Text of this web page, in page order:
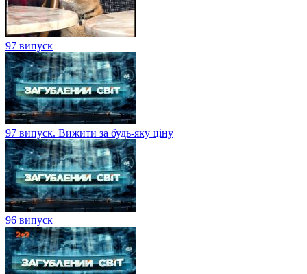
97 випуск
97 випуск. Вижити за будь-яку ціну
96 випуск